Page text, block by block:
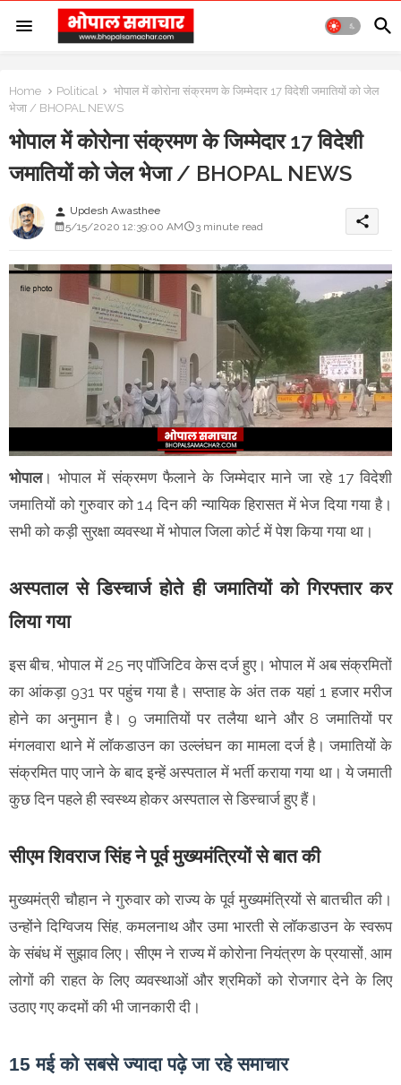
Home Political
भोपाल में कोरोना संक्रमण के जिम्मेदार 17 विदेशी जमातियों को जेल
भेजा / BHOPAL NEWS
भोपाल में कोरोना संक्रमण के जिम्मेदार 17 विदेशी
जमातियों को जेल भेजा / BHOPAL NEWS
person Updesh Awasthee
5/15/2020 12:39:00 AM
3 minute read share
भोपाल। भोपाल में संक्रमण फैलाने के जिम्मेदार माने जा रहे 17 विदेशी
जमातियों को गुरुवार को 14 दिन की न्यायिक हिरासत में भेज दिया गया है।
सभी को कड़ी सुरक्षा व्यवस्था में भोपाल जिला कोर्ट में पेश किया गया था।
अस्पताल से डिस्चार्ज होते ही जमातियों को गिरफ्तार कर
लिया गया
इस बीच, भोपाल में 25 नए पॉजिटिव केस दर्ज हुए। भोपाल में अब संक्रमितों
का आंकड़ा 931 पर पहुंच गया है। सप्ताह के अंत तक यहां 1 हजार मरीज
होने का अनुमान है। 9 जमातियों पर तलैया थाने और 8 जमातियों पर
मंगलवारा थाने में लॉकडाउन का उल्लंघन का मामला दर्ज है। जमातियों के
संक्रमित पाए जाने के बाद इन्हें अस्पताल में भर्ती कराया गया था। ये जमाती
कुछ दिन पहले ही स्वस्थ्य होकर अस्पताल से डिस्चार्ज हुए हैं।
सीएम शिवराज सिंह ने पूर्व मुख्यमंत्रियों से बात की
मुख्यमंत्री चौहान ने गुरुवार को राज्य के पूर्व मुख्यमंत्रियों से बातचीत की।
उन्होंने दिग्विजय सिंह, कमलनाथ और उमा भारती से लॉकडाउन के स्वरूप
के संबंध में सुझाव लिए। सीएम ने राज्य में कोरोना नियंत्रण के प्रयासों, आम
लोगों की राहत के लिए व्यवस्थाओं और श्रमिकों को रोजगार देने के लिए
उठाए गए कदमों की भी जानकारी दी।
15 मई को सबसे ज्यादा पढ़े जा रहे समाचार